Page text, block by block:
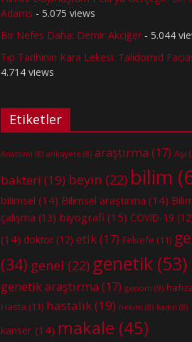
Adams - 5.075 views
Bir Nefes Daha: Demir Akciğer - 5.044
Tıp Tarihinin Kara Lekesi: Talidomid
4.714 views
Etiketler
Anatomi (8) anksiyete (8) araştırma (17) Aşı
bakteri (19) beyin (22) bilim
bilimsel (14) Bilimsel araştırma (14)
çalışma (13) biyografi (15) COVID-19
(14) doktor (12) etik(17) Felsefe (11)
(34) genel (22) genetik (53)
genetik araştırma (17) genom (9)
Hasta (11) hastalık(19) hekim (8) kadın (8)
kanser (14) makale (45)